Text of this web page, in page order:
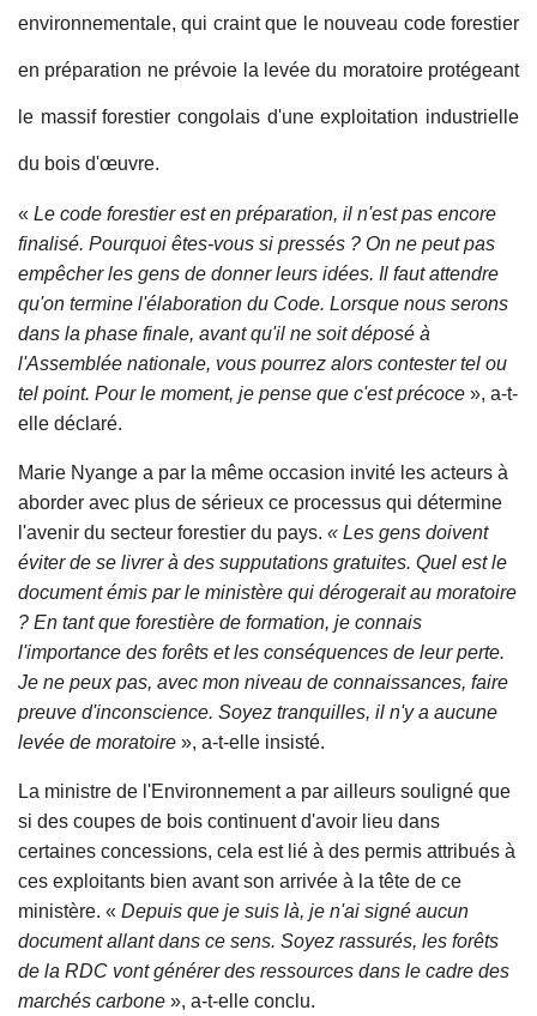
environnementale, qui craint que le nouveau code forestier
en préparation ne prévoie la levée du moratoire protégeant
le massif forestier congolais d'une exploitation industrielle
du bois d'œuvre.
« Le code forestier est en préparation, il n'est pas encore
finalisé. Pourquoi êtes-vous si pressés ? On ne peut pas
empêcher les gens de donner leurs idées. Il faut attendre
qu'on termine l'élaboration du Code. Lorsque nous serons
dans la phase finale, avant qu'il ne soit déposé à
l'Assemblée nationale, vous pourrez alors contester tel ou
tel point. Pour le moment, je pense que c'est précoce », a-t-
elle déclaré.
Marie Nyange a par la même occasion invité les acteurs à
aborder avec plus de sérieux ce processus qui détermine
l'avenir du secteur forestier du pays. « Les gens doivent
éviter de se livrer à des supputations gratuites. Quel est le
document émis par le ministère qui dérogerait au moratoire
? En tant que forestière de formation, je connais
l'importance des forêts et les conséquences de leur perte.
Je ne peux pas, avec mon niveau de connaissances, faire
preuve d'inconscience. Soyez tranquilles, il n'y a aucune
levée de moratoire », a-t-elle insisté.
La ministre de l'Environnement a par ailleurs souligné que
si des coupes de bois continuent d'avoir lieu dans
certaines concessions, cela est lié à des permis attribués à
ces exploitants bien avant son arrivée à la tête de ce
ministère. « Depuis que je suis là, je n'ai signé aucun
document allant dans ce sens. Soyez rassurés, les forêts
de la RDC vont générer des ressources dans le cadre des
marchés carbone », a-t-elle conclu.